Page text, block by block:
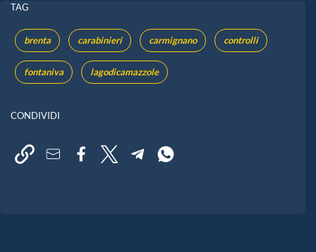
TAG
brenta carabinieri carmignano controlli
fontaniva lagodicamazzole
CONDIVIDI